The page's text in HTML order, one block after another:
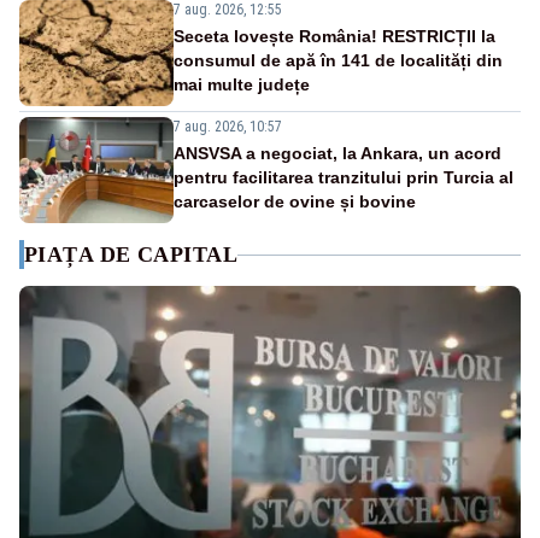
7 aug. 2026, 12:55
Seceta lovește România! RESTRICȚII la
consumul de apă în 141 de localități din
mai multe județe
7 aug. 2026, 10:57
ANSVSA a negociat, la Ankara, un acord
pentru facilitarea tranzitului prin Turcia al
carcaselor de ovine și bovine
PIAȚA DE CAPITAL